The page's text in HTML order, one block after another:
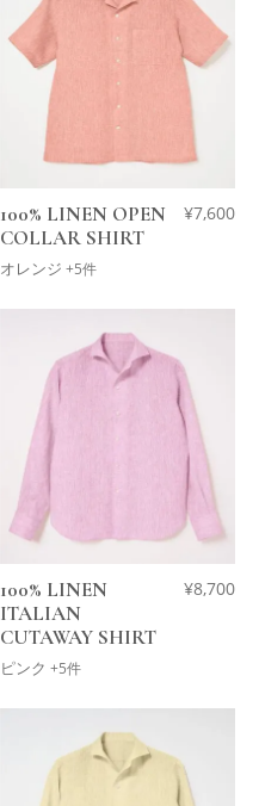
100% LINEN OPEN
COLLAR SHIRT
オレンジ +5件
¥7,600
100% LINEN
ITALIAN
CUTAWAY SHIRT
ピンク +5件
¥8,700